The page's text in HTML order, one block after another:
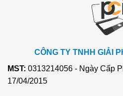
CÔNG TY TNHH GIẢI
MST: 0313214056 - Ngày Cấp
17/04/2015